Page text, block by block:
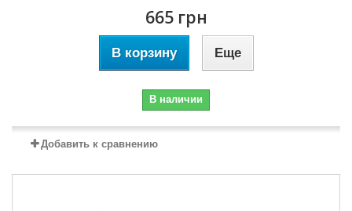
665 грн
В корзину Еще
В наличии
Добавить к сравнению